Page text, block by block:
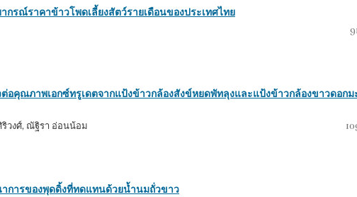
รณ์ราคาข้าวโพดเลี้ยงสัตว์รายเดือนของประเทศไทย
คุณภาพเอกซ์ทรูเดตจากแป้งข้าวกล้องสังข์หยดพัทลุงและแป้งข้าวกล้องขาวดอกม
วงศ์, ณัฐิรา อ่อนน้อม
ารของพุดดิ้งที่ทดแทนด้วยน้ำนมถั่วขาว